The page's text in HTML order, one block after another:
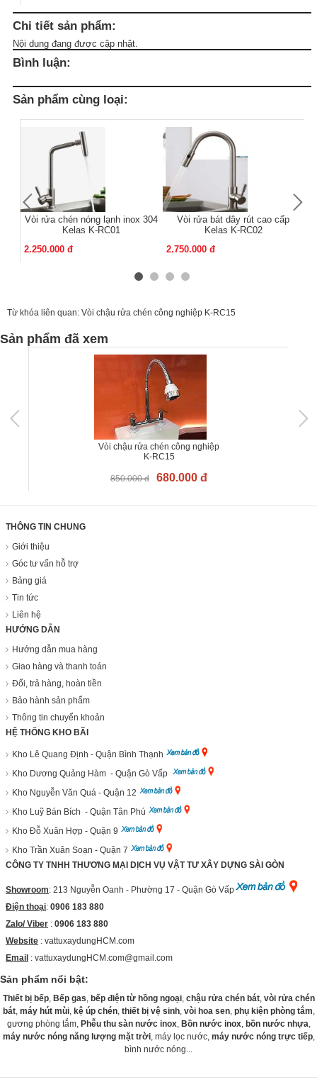
Chi tiết sản phẩm:
Nội dung đang được cập nhật.
Bình luận:
Sản phẩm cùng loại:
Vòi rửa chén nóng lạnh inox 304
Kelas K-RC01
2.250.000 đ
Vòi rửa bát dây rút cao cấp
Kelas K-RC02
2.750.000 đ
Từ khóa liên quan: Vòi chậu rửa chén công nghiệp K-RC15
Sản phẩm đã xem
Vòi chậu rửa chén công nghiệp
K-RC15
850.000 đ 680.000 đ
THÔNG TIN CHUNG
Giới thiệu
Góc tư vấn hỗ trợ
Bảng giá
Tin tức
Liên hệ
HƯỚNG DẪN
Hướng dẫn mua hàng
Giao hàng và thanh toán
Đổi, trả hàng, hoàn tiền
Bảo hành sản phẩm
Thông tin chuyển khoản
HỆ THỐNG KHO BÃI
Kho Lê Quang Định - Quận Bình Thạnh
Kho Dương Quảng Hàm - Quận Gò Vấp
Kho Nguyễn Văn Quá - Quận 12
Kho Luỹ Bán Bích - Quận Tân Phú
Kho Đỗ Xuân Hợp - Quận 9
Kho Trần Xuân Soạn - Quận 7
CÔNG TY TNHH THƯƠNG MẠI DỊCH VỤ VẬT TƯ XÂY DỰNG SÀI GÒN
Showroom: 213 Nguyễn Oanh - Phường 17 - Quận Gò Vấp
Điện thoại: 0906 183 880
Zalo/ Viber : 0906 183 880
Website : vattuxaydungHCM.com
Email : vattuxaydungHCM.com@gmail.com
Sản phẩm nổi bật:
Thiết bị bếp, Bếp gas, bếp điện từ hồng ngoại, chậu rửa chén bát, vòi rửa chén
bát, máy hút mùi, kệ úp chén, thiết bị vệ sinh, vòi hoa sen, phụ kiện phòng tắm,
gương phòng tắm, Phễu thu sàn nước inox, Bồn nước inox, bồn nước nhựa,
máy nước nóng năng lượng mặt trời, máy lọc nước, máy nước nóng trực tiếp,
bình nước nóng...